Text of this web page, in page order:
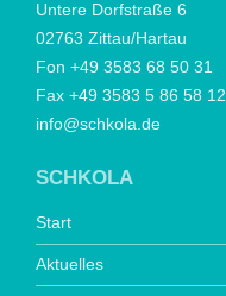
Untere Dorfstraße 6
02763 Zittau/Hartau
Fon +49 3583 68 50 31
Fax +49 3583 5 86 58 12
info@schkola.de
SCHKOLA
Start
Aktuelles